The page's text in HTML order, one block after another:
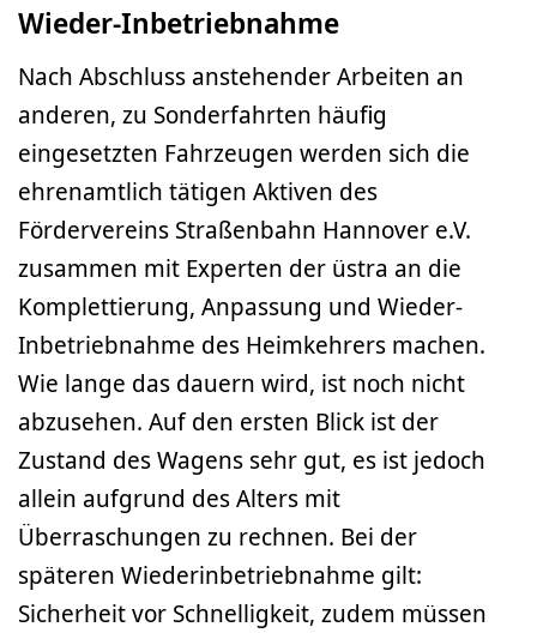
Wieder-Inbetriebnahme
Nach Abschluss anstehender Arbeiten an
anderen, zu Sonderfahrten häufig
eingesetzten Fahrzeugen werden sich die
ehrenamtlich tätigen Aktiven des
Fördervereins Straßenbahn Hannover e.V.
zusammen mit Experten der üstra an die
Komplettierung, Anpassung und Wieder-
Inbetriebnahme des Heimkehrers machen.
Wie lange das dauern wird, ist noch nicht
abzusehen. Auf den ersten Blick ist der
Zustand des Wagens sehr gut, es ist jedoch
allein aufgrund des Alters mit
Überraschungen zu rechnen. Bei der
späteren Wiederinbetriebnahme gilt:
Sicherheit vor Schnelligkeit, zudem müssen